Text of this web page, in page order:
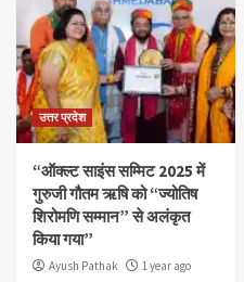
उत्तर प्रदेश
“ऑक्ल्ट साइंस सम्मिट 2025 में
गुरुजी गौतम ऋषि को “ज्योतिष
शिरोमणि सम्मान” से अलंकृत
किया गया”
Ayush Pathak 1 year ago